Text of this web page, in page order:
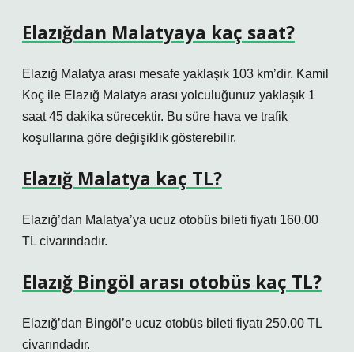
Elazığdan Malatyaya kaç saat?
Elazığ Malatya arası mesafe yaklaşık 103 km’dir. Kamil
Koç ile Elazığ Malatya arası yolculuğunuz yaklaşık 1
saat 45 dakika sürecektir. Bu süre hava ve trafik
koşullarına göre değişiklik gösterebilir.
Elazığ Malatya kaç TL?
Elazığ’dan Malatya’ya ucuz otobüs bileti fiyatı 160.00
TL civarındadır.
Elazığ Bingöl arası otobüs kaç TL?
Elazığ’dan Bingöl’e ucuz otobüs bileti fiyatı 250.00 TL
civarındadır.